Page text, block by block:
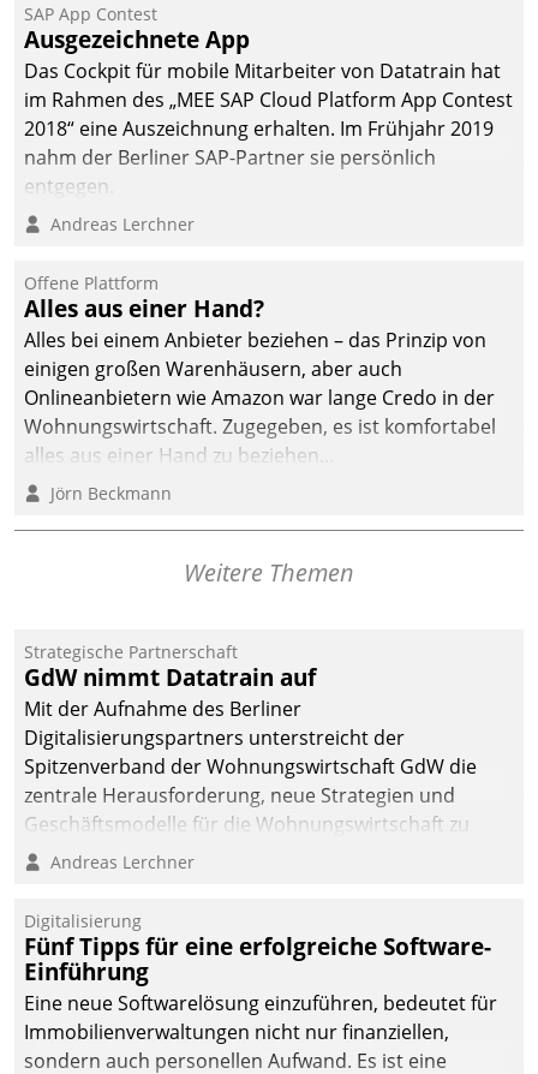
SAP App Contest
Ausgezeichnete App
Das Cockpit für mobile Mitarbeiter von Datatrain hat
im Rahmen des „MEE SAP Cloud Platform App Contest
2018“ eine Auszeichnung erhalten. Im Frühjahr 2019
nahm der Berliner SAP-Partner sie persönlich
entgegen.
Andreas Lerchner
Offene Plattform
Alles aus einer Hand?
Alles bei einem Anbieter beziehen – das Prinzip von
einigen großen Warenhäusern, aber auch
Onlineanbietern wie Amazon war lange Credo in der
Wohnungswirtschaft. Zugegeben, es ist komfortabel
alles aus einer Hand zu beziehen...
Jörn Beckmann
Weitere Themen
Strategische Partnerschaft
GdW nimmt Datatrain auf
Mit der Aufnahme des Berliner
Digitalisierungspartners unterstreicht der
Spitzenverband der Wohnungswirtschaft GdW die
zentrale Herausforderung, neue Strategien und
Geschäftsmodelle für die Wohnungswirtschaft zu
entwickeln.
Andreas Lerchner
Digitalisierung
Fünf Tipps für eine erfolgreiche Software-
Einführung
Eine neue Softwarelösung einzuführen, bedeutet für
Immobilienverwaltungen nicht nur finanziellen,
sondern auch personellen Aufwand. Es ist eine